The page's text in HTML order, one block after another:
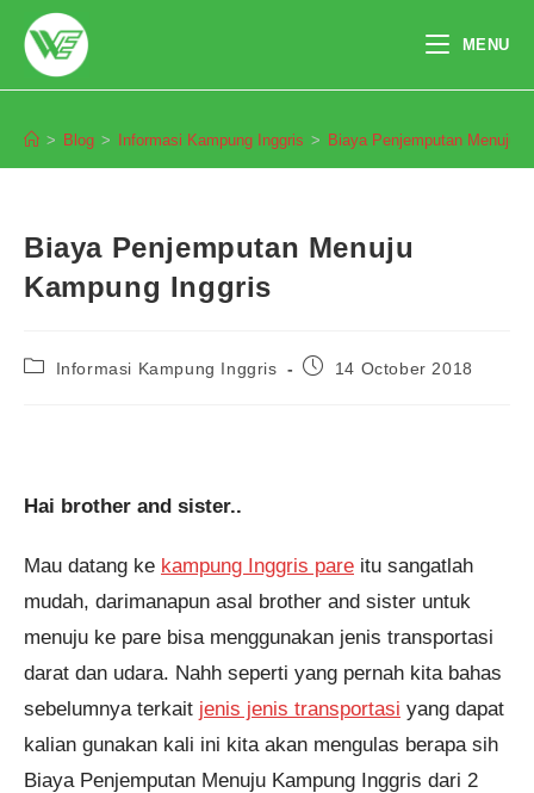
content
MENU
> Blog > Informasi Kampung Inggris > Biaya Penjemputan Menuju
Biaya Penjemputan Menuju
Kampung Inggris
PostInformasi Kampung Inggris
Post14 October 2018
Hai brother and sister..
Mau datang ke kampung Inggris pare itu sangatlah
mudah, darimanapun asal brother and sister untuk
menuju ke pare bisa menggunakan jenis transportasi
darat dan udara. Nahh seperti yang pernah kita bahas
sebelumnya terkait jenis jenis transportasi yang dapat
kalian gunakan kali ini kita akan mengulas berapa sih
Biaya Penjemputan Menuju Kampung Inggris dari 2
Pendaftaran
pendaftaran program English
Master 4 Bulan 4 jam yang lalu.